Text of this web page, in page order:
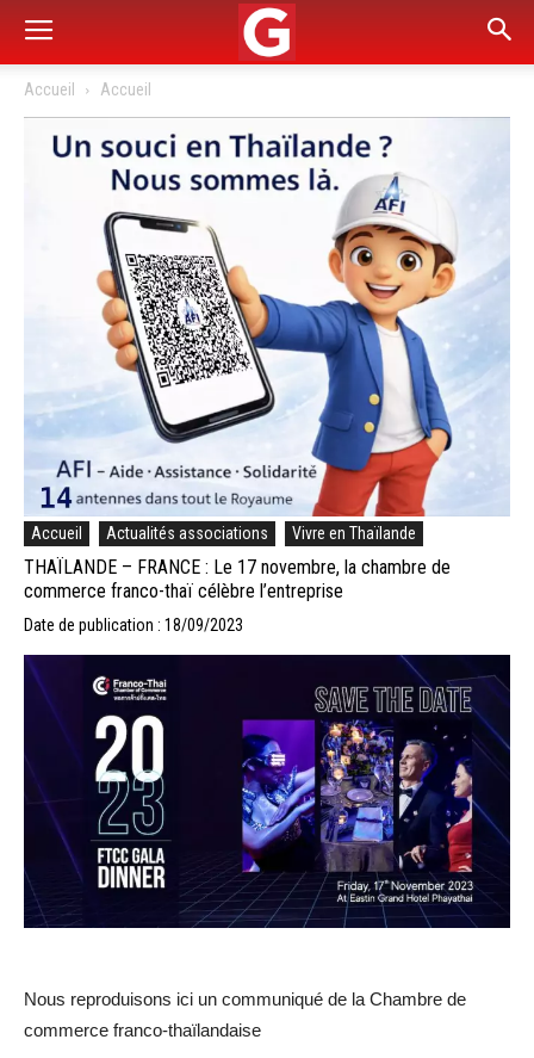
Accueil Accueil
Accueil Actualités associations Vivre en Thaïlande
THAÏLANDE – FRANCE : Le 17 novembre, la chambre de
commerce franco-thaï célèbre l’entreprise
Date de publication : 18/09/2023
Nous reproduisons ici un communiqué de la Chambre de
commerce franco-thaïlandaise